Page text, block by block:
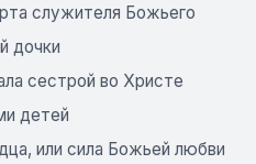
служителя Божьего
дочки
сестрой во Христе
детей
или сила Божьей любви